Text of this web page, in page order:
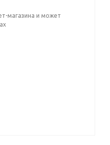
магазина и может